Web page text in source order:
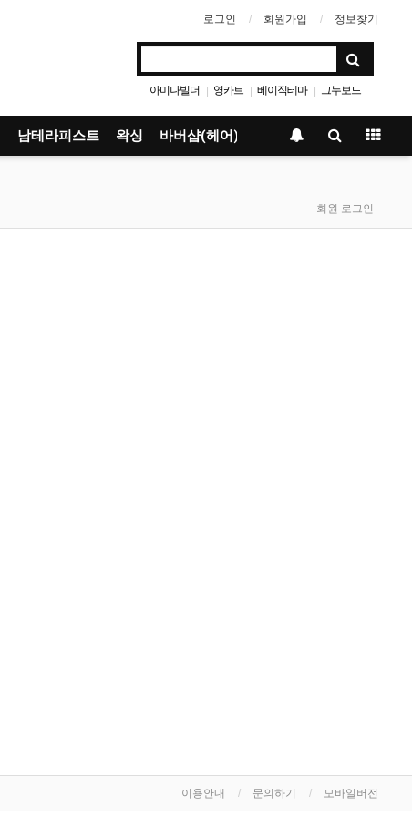
로그인 회원가입 정보찾기
아미나빌더 | 영카트 | 베이직테마 | 그누보드
남테라피스트 왁싱 바버샵(헤어)
회원 로그인
이용안내 문의하기 모바일버전